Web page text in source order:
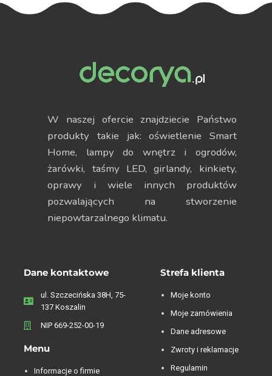
W naszej ofercie znajdziecie Państwo
produkty takie jak: oświetlenie Smart
Home, lampy do wnętrz i ogrodów,
żarówki, taśmy LED, girlandy, kinkiety,
oprawy i wiele innych produktów
pozwalających na stworzenie
niepowtarzalnego klimatu.
Dane kontaktowe
ul. Szczecińska 38H, 75-
137 Koszalin
NIP 669-252-00-19
Menu
Informacje o firmie
Strefa klienta
Moje konto
Moje zamówienia
Dane adresowe
Zwroty i reklamacje
Regulamin